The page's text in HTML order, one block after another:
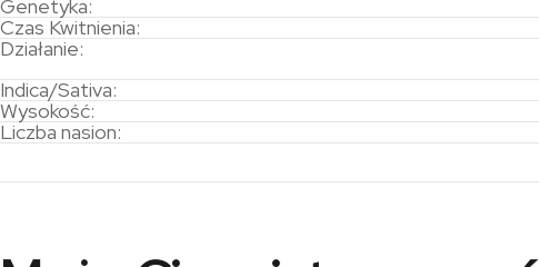
Genetyka:
Czas Kwitnienia:
Działanie:
Indica/Sativa:
Wysokość:
Liczba nasion: